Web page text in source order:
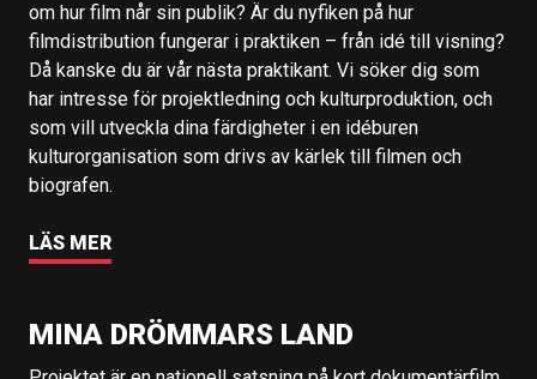
om hur film når sin publik? Är du nyfiken på hur
filmdistribution fungerar i praktiken – från idé till visning?
Då kanske du är vår nästa praktikant. Vi söker dig som
har intresse för projektledning och kulturproduktion, och
som vill utveckla dina färdigheter i en idéburen
kulturorganisation som drivs av kärlek till filmen och
biografen.
LÄS MER
MINA DRÖMMARS LAND